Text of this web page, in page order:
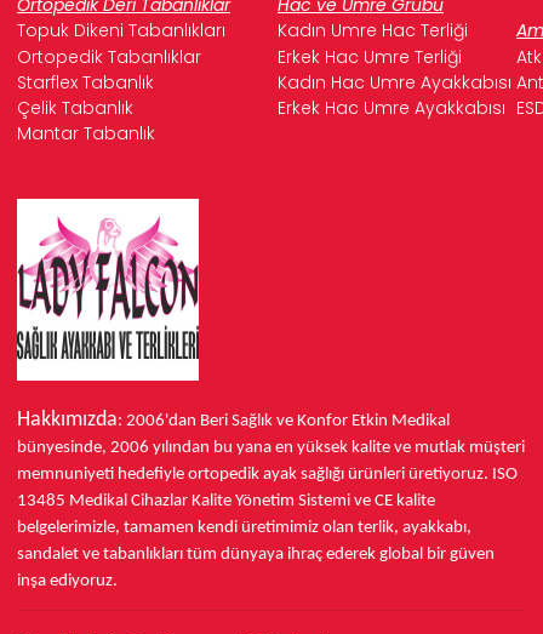
Topuk Dikeni Tabanlıkları
Kadın Umre Hac Terliği
Ortopedik Tabanlıklar
Erkek Hac Umre Terliği
Starflex Tabanlık
Kadın Hac Umre Ayakkabısı
Çelik Tabanlık
Erkek Hac Umre Ayakkabısı
Mantar Tabanlık
Hakkımızda: 2006'dan Beri Sağlık ve Konfor Etkin Medikal
bünyesinde, 2006 yılından bu yana en yüksek kalite ve mutlak müşteri
memnuniyeti hedefiyle ortopedik ayak sağlığı ürünleri üretiyoruz. ISO
13485 Medikal Cihazlar Kalite Yönetim Sistemi ve CE kalite
belgelerimizle, tamamen kendi üretimimiz olan terlik, ayakkabı,
sandalet ve tabanlıkları tüm dünyaya ihraç ederek global bir güven
inşa ediyoruz.